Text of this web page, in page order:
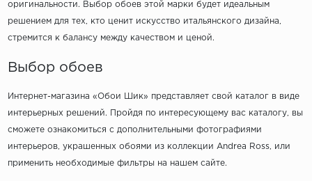
оригинальности. Выбор обоев этой марки будет идеальным
решением для тех, кто ценит искусство итальянского дизайна,
стремится к балансу между качеством и ценой.
Выбор обоев
Интернет-магазина «Обои Шик» представляет свой каталог в виде
интерьерных решений. Пройдя по интересующему вас каталогу, вы
сможете ознакомиться с дополнительными фотографиями
интерьеров, украшенных обоями из коллекции Andrea Ross, или
применить необходимые фильтры на нашем сайте.